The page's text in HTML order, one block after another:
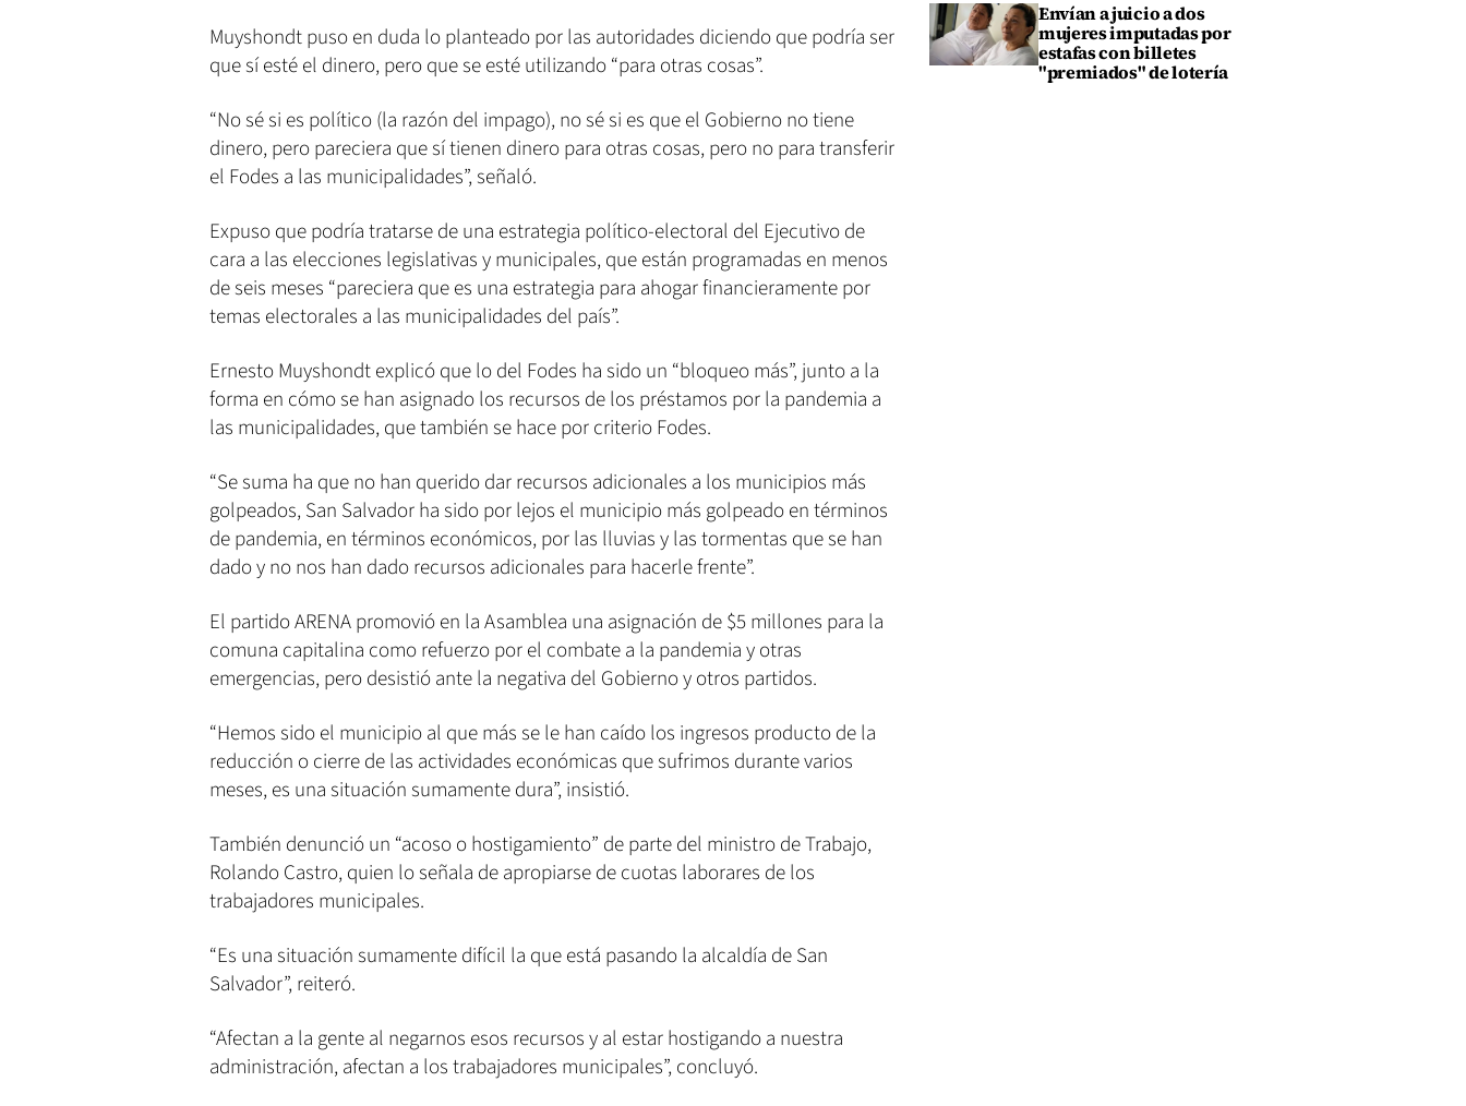
Muyshondt puso en duda lo planteado por las autoridades diciendo que podría ser
que sí esté el dinero, pero que se esté utilizando “para otras cosas”.
“No sé si es político (la razón del impago), no sé si es que el Gobierno no tiene
dinero, pero pareciera que sí tienen dinero para otras cosas, pero no para transferir
el Fodes a las municipalidades”, señaló.
Expuso que podría tratarse de una estrategia político-electoral del Ejecutivo de
cara a las elecciones legislativas y municipales, que están programadas en menos
de seis meses “pareciera que es una estrategia para ahogar financieramente por
temas electorales a las municipalidades del país”.
Ernesto Muyshondt explicó que lo del Fodes ha sido un “bloqueo más”, junto a la
forma en cómo se han asignado los recursos de los préstamos por la pandemia a
las municipalidades, que también se hace por criterio Fodes.
“Se suma ha que no han querido dar recursos adicionales a los municipios más
golpeados, San Salvador ha sido por lejos el municipio más golpeado en términos
de pandemia, en términos económicos, por las lluvias y las tormentas que se han
dado y no nos han dado recursos adicionales para hacerle frente”.
El partido ARENA promovió en la Asamblea una asignación de $5 millones para la
comuna capitalina como refuerzo por el combate a la pandemia y otras
emergencias, pero desistió ante la negativa del Gobierno y otros partidos.
“Hemos sido el municipio al que más se le han caído los ingresos producto de la
reducción o cierre de las actividades económicas que sufrimos durante varios
meses, es una situación sumamente dura”, insistió.
También denunció un “acoso o hostigamiento” de parte del ministro de Trabajo,
Rolando Castro, quien lo señala de apropiarse de cuotas laborares de los
trabajadores municipales.
“Es una situación sumamente difícil la que está pasando la alcaldía de San
Salvador”, reiteró.
“Afectan a la gente al negarnos esos recursos y al estar hostigando a nuestra
administración, afectan a los trabajadores municipales”, concluyó.
Envían a juicio a dos
mujeres imputadas por
estafas con billetes
"premiados" de lotería